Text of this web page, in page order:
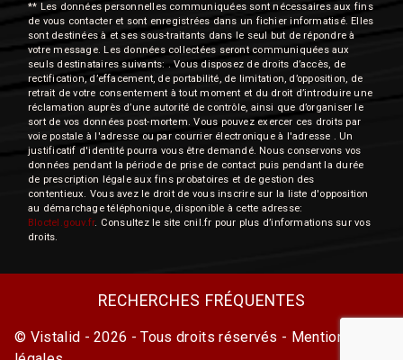
** Les données personnelles communiquées sont nécessaires aux fins
de vous contacter et sont enregistrées dans un fichier informatisé. Elles
sont destinées à et ses sous-traitants dans le seul but de répondre à
votre message. Les données collectées seront communiquées aux
seuls destinataires suivants: . Vous disposez de droits d’accès, de
rectification, d’effacement, de portabilité, de limitation, d’opposition, de
retrait de votre consentement à tout moment et du droit d’introduire une
réclamation auprès d’une autorité de contrôle, ainsi que d’organiser le
sort de vos données post-mortem. Vous pouvez exercer ces droits par
voie postale à l'adresse ou par courrier électronique à l'adresse . Un
justificatif d'identité pourra vous être demandé. Nous conservons vos
données pendant la période de prise de contact puis pendant la durée
de prescription légale aux fins probatoires et de gestion des
contentieux. Vous avez le droit de vous inscrire sur la liste d'opposition
au démarchage téléphonique, disponible à cette adresse:
Bloctel.gouv.fr. Consultez le site cnil.fr pour plus d’informations sur vos
droits.
RECHERCHES FRÉQUENTES
© Vistalid - 2026 - Tous droits réservés - Mentions